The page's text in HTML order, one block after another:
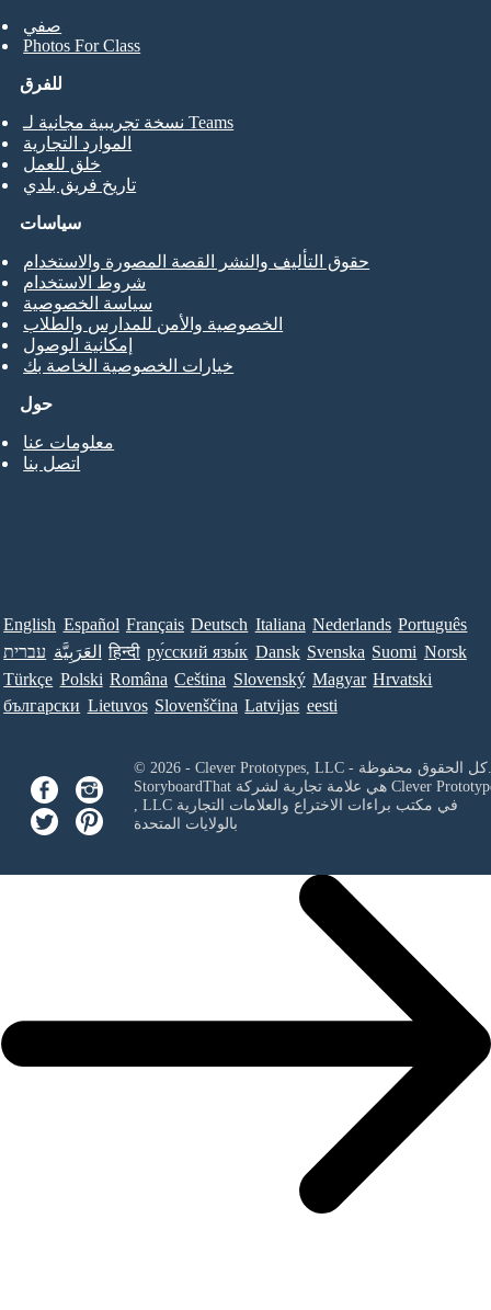
صفي
Photos For Class
للفرق
نسخة تجريبية مجانية لـ Teams
الموارد التجارية
خلق للعمل
تاريخ فريق بلدي
حول
معلومات عنا
اتصل بنا
سياسات
حقوق التأليف والنشر القصة المصورة والاستخدام
شروط الاستخدام
سياسة الخصوصية
الخصوصية والأمن للمدارس والطلاب
إمكانية الوصول
خيارات الخصوصية الخاصة بك
English Español Français Deutsch Italiana Nederlands Português
עברית العَرَبِيَّة हिन्दी ру́сский язы́к Dansk Svenska Suomi Norsk
Türkçe Polski Româna Ceština Slovenský Magyar Hrvatski
български Lietuvos Slovenščina Latvijas eesti
© 2026 - Clever Prototypes, LLC - كل الحقوق محفوظة.
StoryboardThat هي علامة تجارية لشركة Clever
, LLCفي مكتب براءات الاختراع والعلامات التجارية
بالولايات المتحدة